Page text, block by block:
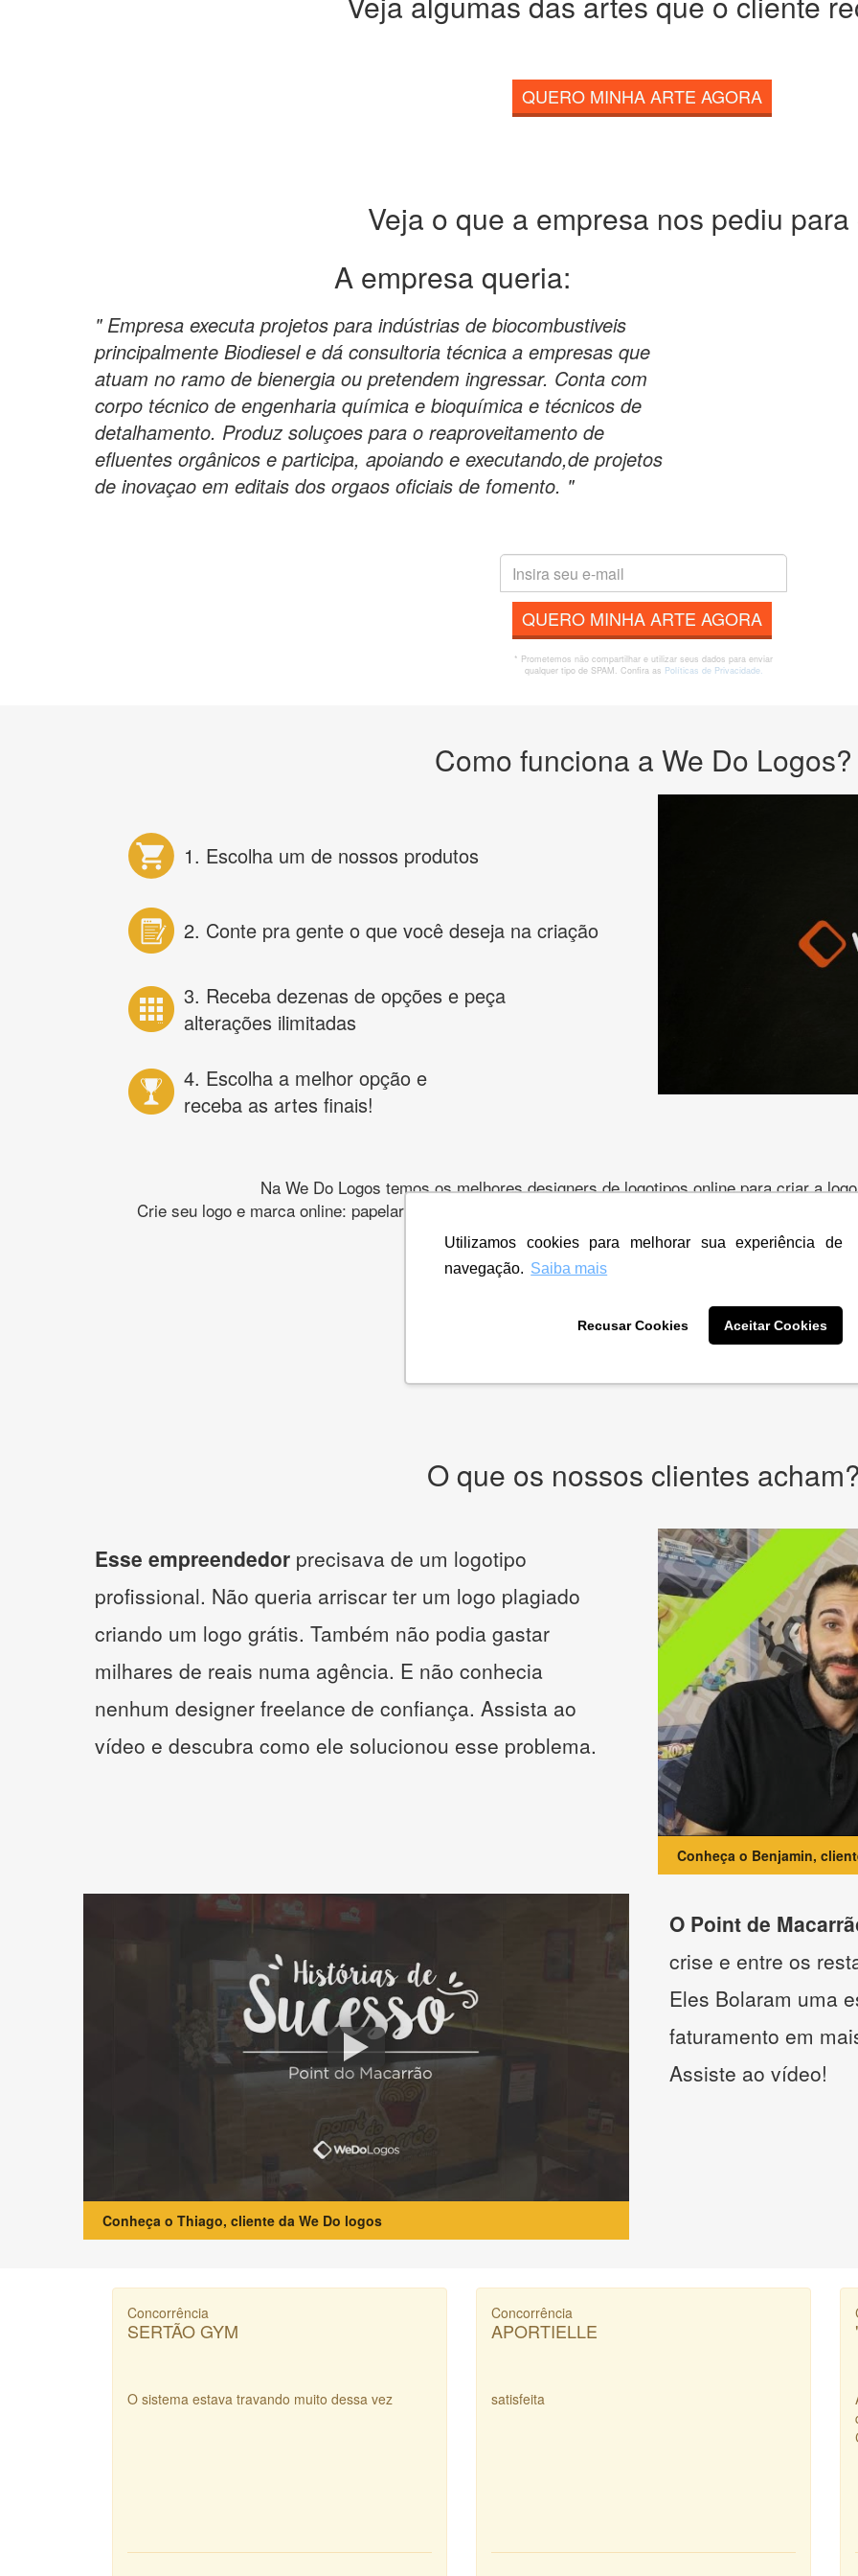
Utilizamos cookies para melhorar sua experiência de
navegação. Saiba mais
Recusar Cookies Aceitar Cookies
QUERO MINHA ARTE AGORA
Veja o que a empresa nos pediu para
A empresa queria:
" Empresa executa projetos para indústrias de biocombustiveis
principalmente Biodiesel e dá consultoria técnica a empresas que
atuam no ramo de bienergia ou pretendem ingressar. Conta com
corpo técnico de engenharia química e bioquímica e técnicos de
detalhamento. Produz soluçoes para o reaproveitamento de
efluentes orgânicos e participa, apoiando e executando,de projetos
de inovaçao em editais dos orgaos oficiais de fomento. "
QUERO MINHA ARTE AGORA
* Prometemos não compartilhar e utilizar seus dados para enviar
qualquer tipo de SPAM. Confira as Políticas de Privacidade.
Como funciona a We Do Logos?
1. Escolha um de nossos produtos
2. Conte pra gente o que você deseja na criação
3. Receba dezenas de opções e peça
alterações ilimitadas
4. Escolha a melhor opção e
receba as artes finais!
Na We Do Logos temos os melhores designers de logotipos online para criar a
Crie seu logo e marca online: papelaria, banner, cartão de visita, folder, flyer, website e muito
CRIE SUA MARCA
O que os nossos clientes
Esse empreendedor precisava de um logotipo
profissional. Não queria arriscar ter um logo plagiado
criando um logo grátis. Também não podia gastar
milhares de reais numa agência. E não conhecia
nenhum designer freelance de confiança. Assista ao
vídeo e descubra como ele solucionou esse problema.
Conheça o Benjamin,
Conheça o Thiago, cliente da We Do logos
O Point de
crise e entre os
Eles Bolaram uma
faturamento em
Assiste ao vídeo!
Concorrência
SERTÃO GYM
O sistema estava travando muito dessa vez
Concorrência
APORTIELLE
satisfeita